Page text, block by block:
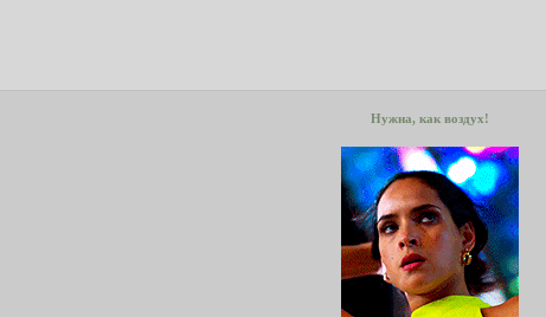
Нужна, как воздух!